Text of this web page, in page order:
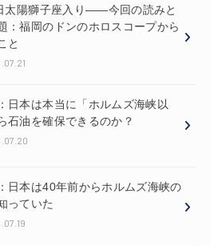
太陽獅子座入り——今回の読みと
：福岡のドンのホロスコープから
と
日本は本当に「ホルムズ海峡以
石油を確保できるのか？
日本は40年前からホルムズ海峡の
っていた